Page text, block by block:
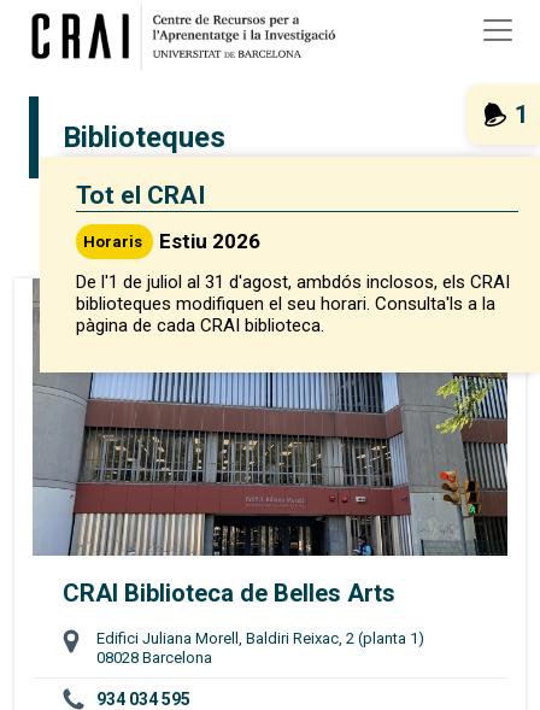
Vés al contingut
Tot el CRAI
Horaris Estiu 2026
De l'1 de juliol al 31 d'agost, ambdós inclosos, els CRAI
biblioteques modifiquen el seu horari. Consulta'ls a la
pàgina de cada CRAI biblioteca.
Biblioteques
1
CRAI Biblioteca de Belles Arts
Edifici Juliana Morell, Baldiri Reixac, 2 (planta 1)
08028 Barcelona
934 034 595
Alerta